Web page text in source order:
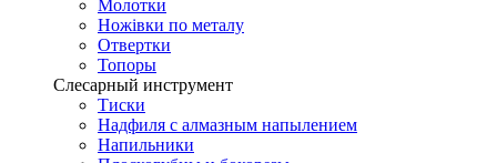
Молотки
Ножівки по металу
Отвертки
Топоры
Слесарный инструмент
Тиски
Надфиля с алмазным напылением
Напильники